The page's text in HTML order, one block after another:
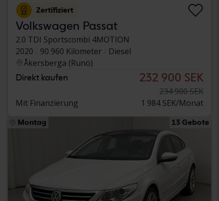
Zertifiziert
Volkswagen Passat
2.0 TDI Sportscombi 4MOTION
2020
90 960 Kilometer
Diesel
Åkersberga (Runö)
Direkt kaufen 232 900 SEK
234 900 SEK
Mit Finanzierung
1 984 SEK/Monat
Montag 13 Gebote